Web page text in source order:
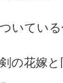
いてい
の花嫁